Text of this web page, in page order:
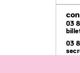
03
03